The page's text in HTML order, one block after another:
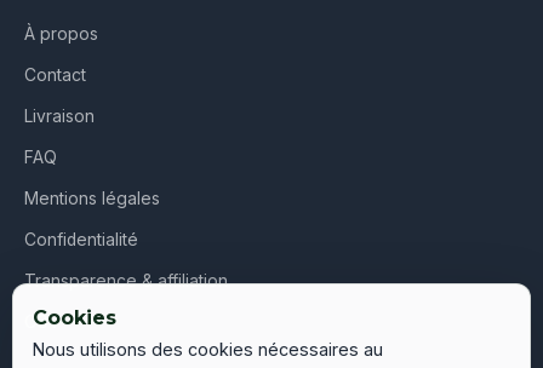
À propos
Contact
Livraison
FAQ
Mentions légales
Confidentialité
Transparence & affiliation
CGV
Cookies
Nous utilisons des cookies nécessaires au